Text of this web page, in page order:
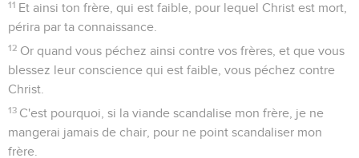
11 Et ainsi ton frère, qui est faible, pour lequel Christ est mort,
périra par ta connaissance.
12 Or quand vous péchez ainsi contre vos frères, et que vous
blessez leur conscience qui est faible, vous péchez contre
Christ.
13 C'est pourquoi, si la viande scandalise mon frère, je ne
mangerai jamais de chair, pour ne point scandaliser mon
frère.